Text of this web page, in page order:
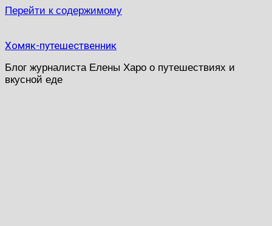
Перейти к содержимому
Хомяк-путешественник
Блог журналиста Елены Харо о путешествиях и
вкусной еде